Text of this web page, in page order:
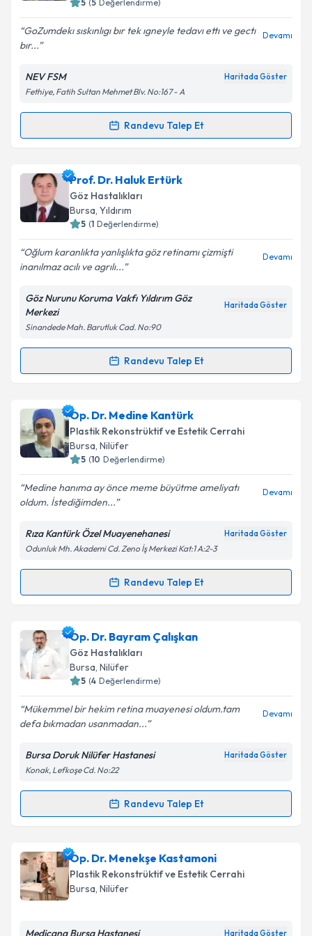
E-posta Adresiniz
Kişisel verilerimin işlenmesine ilişkin
Metni'ni okudum ve kişisel verilerimin belirtilen
kapsamda işlenmesini kabul ediyorum.
5 (5 Değerlendirme)
GoZumdekı sıskınlıgı bır tek ıgneyle tedavı ettı ve gectı
bır...
Devamı
NEV FSM Haritada Göster
Fethiye, Fatih Sultan Mehmet Blv. No:167 - A
Randevu Talep Et
Randevu Takvimi Talebi
Op. Dr. Tuncay Sezginiçin randevu takvimi talebi
oluşturun. Size bu uzmandan randevu almanız için bir
takvim hazırlandığında e-posta ile bilgilendireceğiz.
Kişisel verilerimin işlenmesine ilişkin
Aydınlatma
kapsamda işlenmesini kabul ediyorum.
Takvim Talebini Gönder
Prof. Dr. Haluk Ertürk
Göz Hastalıkları
Bursa, Yıldırım
5 (1 Değerlendirme)
Oğlum karanlıkta yanlışlıkta göz retinamı çizmişti
inanılmaz acılı ve agrılı...
Devamı
Göz Nurunu Koruma Vakfı Yıldırım Göz
Merkezi
Haritada Göster
Sinandede Mah. Barutluk Cad. No:90
Randevu Talep Et
Randevu Takvimi Talebi
Prof. Dr. Haluk Ertürkiçin randevu takvimi talebi
oluşturun. Size bu uzmandan randevu almanız için bir
takvim hazırlandığında e-posta ile bilgilendireceğiz.
Kişisel verilerimin işlenmesine ilişkin
Aydınlatma
Metni'ni okudum ve kişisel verilerimin belirtilen
kapsamda işlenmesini kabul ediyorum.
Op. Dr. Medine Kantürk
Plastik Rekonstrüktif ve Estetik Cerrahi
Bursa, Nilüfer
5 (10 Değerlendirme)
Medine hanıma ay önce meme büyütme ameliyatı
oldum. İstediğimden...
Devamı
Rıza Kantürk Özel Muayenehanesi Haritada Göster
Odunluk Mh. Akademi Cd. Zeno İş Merkezi Kat:1 A:2-3
Randevu Talep Et
Randevu Takvimi Talebi
Op. Dr. Medine Kantürkiçin randevu takvimi talebi
oluşturun. Size bu uzmandan randevu almanız için bir
takvim hazırlandığında e-posta ile bilgilendireceğiz.
Kişisel verilerimin işlenmesine ilişkin
Aydınlatma
Metni'ni okudum ve kişisel verilerimin belirtilen
kapsamda işlenmesini kabul ediyorum.
Op. Dr. Bayram Çalışkan
Göz Hastalıkları
Bursa, Nilüfer
5 (4 Değerlendirme)
Mükemmel bir hekim retina muayenesi oldum.tam
defa bıkmadan usanmadan...
Devamı
Bursa Doruk Nilüfer Hastanesi Haritada Göster
Konak, Lefkoşe Cd. No:22
Randevu Talep Et
Randevu Takvimi Talebi
Op. Dr. Bayram Çalışkaniçin randevu takvimi talebi
oluşturun. Size bu uzmandan randevu almanız için bir
takvim hazırlandığında e-posta ile bilgilendireceğiz.
Op. Dr. Menekşe Kastamoni
Plastik Rekonstrüktif ve Estetik Cerrahi
Bursa, Nilüfer
Medicana Bursa Hastanesi Haritada Göster